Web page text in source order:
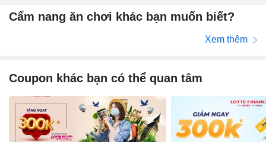
Cẩm nang ăn chơi khác bạn muốn biết?
Xem thêm
Coupon khác bạn có thể quan tâm